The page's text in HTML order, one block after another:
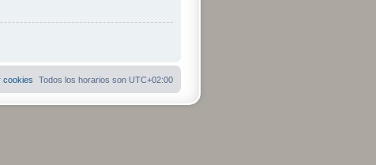
Todos los horarios son UTC+02:00
cookies